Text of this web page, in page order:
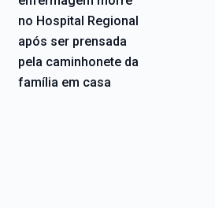
no Hospital Regional
após ser prensada
pela caminhonete da
família em casa